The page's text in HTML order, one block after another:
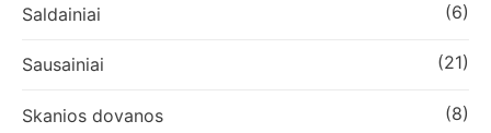
Saldainiai (6)
Sausainiai (21)
Skanios dovanos (8)